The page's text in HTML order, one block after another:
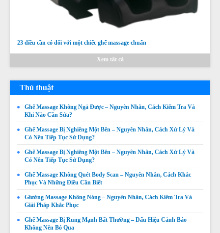
23 điều cần có đối với một chiếc ghế massage chuẩn
Xem tất cả
Thủ thuật
Ghế Massage Không Ngả Được – Nguyên Nhân, Cách Kiểm Tra Và
Khi Nào Cần Sửa?
Ghế Massage Bị Nghiêng Một Bên – Nguyên Nhân, Cách Xử Lý Và
Có Nên Tiếp Tục Sử Dụng?
Ghế Massage Bị Nghiêng Một Bên – Nguyên Nhân, Cách Xử Lý Và
Có Nên Tiếp Tục Sử Dụng?
Ghế Massage Không Quét Body Scan – Nguyên Nhân, Cách Khắc
Phục Và Những Điều Cần Biết
Giường Massage Không Nóng – Nguyên Nhân, Cách Kiểm Tra Và
Giải Pháp Khắc Phục
Ghế Massage Bị Rung Mạnh Bất Thường – Dấu Hiệu Cảnh Báo
Không Nên Bỏ Qua